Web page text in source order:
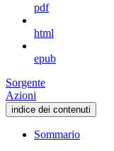
pdf
html
epub
Sorgente
Azioni
indice dei contenuti
Sommario